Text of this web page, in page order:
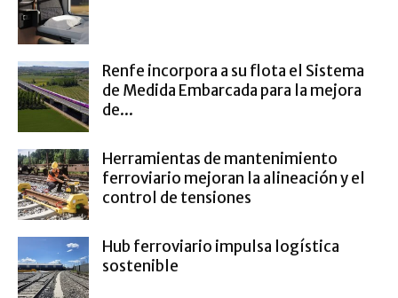
Renfe incorpora a su flota el Sistema
de Medida Embarcada para la mejora
de...
Herramientas de mantenimiento
ferroviario mejoran la alineación y el
control de tensiones
Hub ferroviario impulsa logística
sostenible